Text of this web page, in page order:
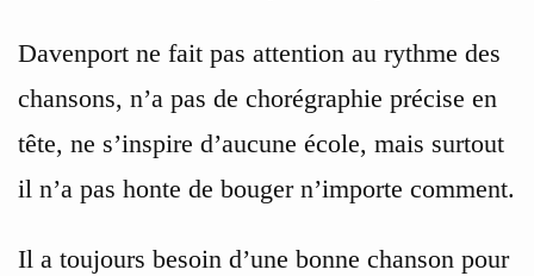
Davenport ne fait pas attention au rythme des
chansons, n’a pas de chorégraphie précise en
tête, ne s’inspire d’aucune école, mais surtout
il n’a pas honte de bouger n’importe comment.
Il a toujours besoin d’une bonne chanson pour